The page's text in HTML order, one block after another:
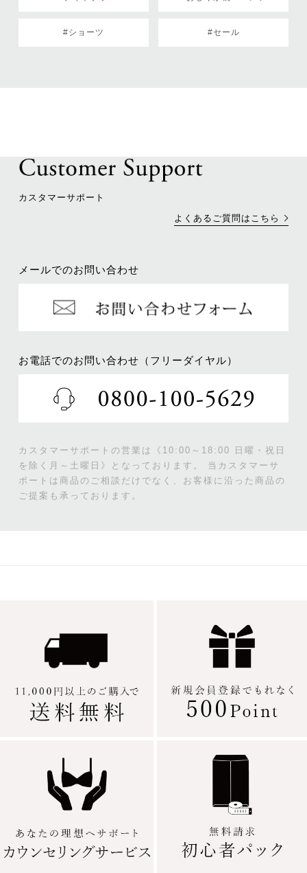
#ショーツ #セール
カスタマーサポート
よくあるご質問はこちら
メールでのお問い合わせ
お電話でのお問い合わせ（フリーダイヤル）
カスタマーサポートの営業は《10:00～18:00 日曜・祝日
を除く月～土曜日》となっております。
当カスタマーサ
ポートは商品のご相談だけでなく、お客様に沿った商品の
ご提案も承っております。